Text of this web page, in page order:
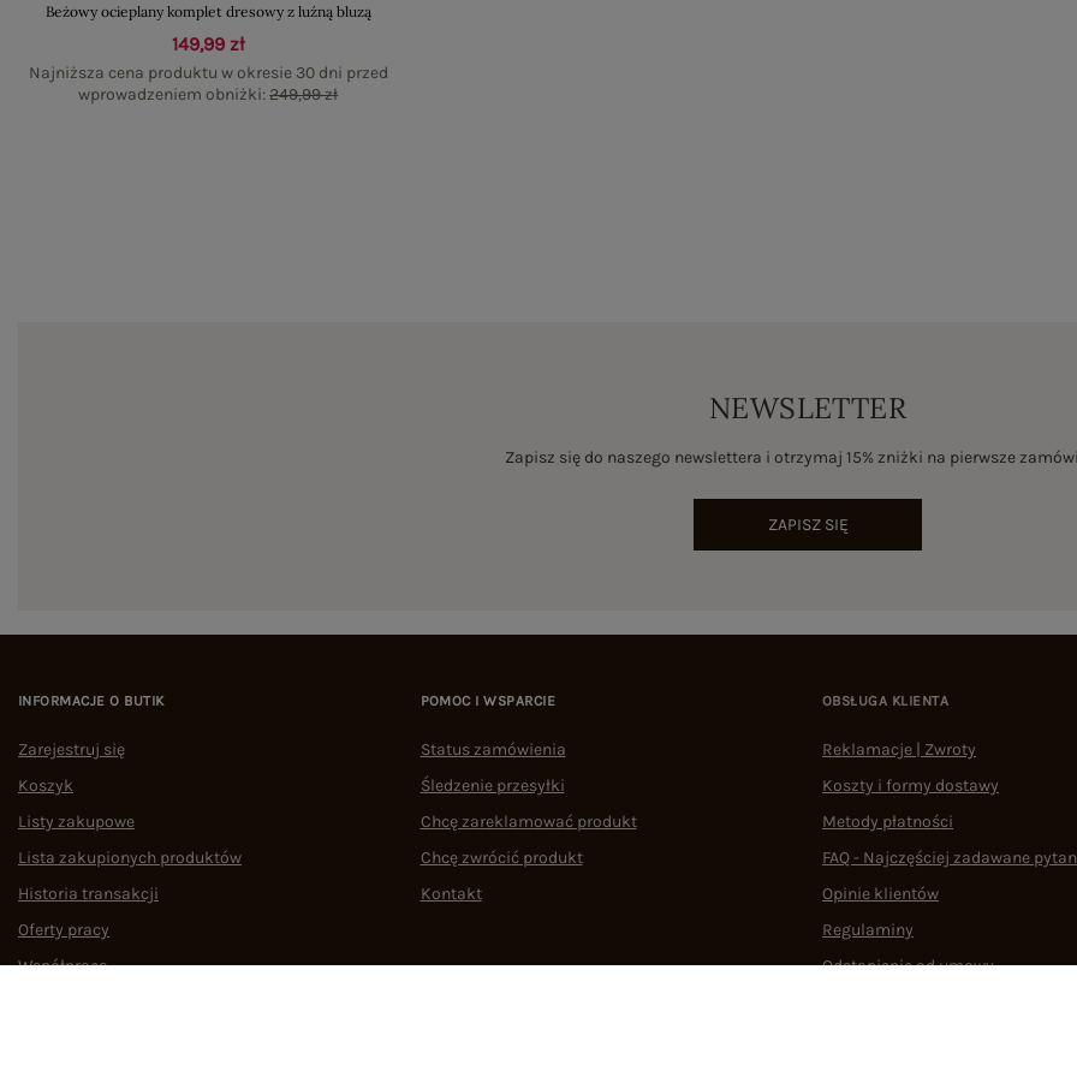
Beżowy ocieplany komplet dresowy z luźną bluzą
149,99 zł
Najniższa cena produktu w okresie 30 dni przed
wprowadzeniem obniżki:249,99 zł
NEWSLETTER
Zapisz się do naszego newslettera i otrzymaj 15% zniżki na pierwsze
ZAPISZ SIĘ
INFORMACJE O BUTIK
Zarejestruj się
Koszyk
Listy zakupowe
Lista zakupionych produktów
Historia transakcji
Oferty pracy
Współpraca
POMOC I WSPARCIE
Status zamówienia
Śledzenie przesyłki
Chcę zareklamować produkt
Chcę zwrócić produkt
Kontakt
OBSŁUGA KLIENTA
Reklamacje | Zwroty
Koszty i formy dostawy
Metody płatności
FAQ - Najczęściej zadawane
Opinie klientów
Regulaminy
Odstąpienie od umowy